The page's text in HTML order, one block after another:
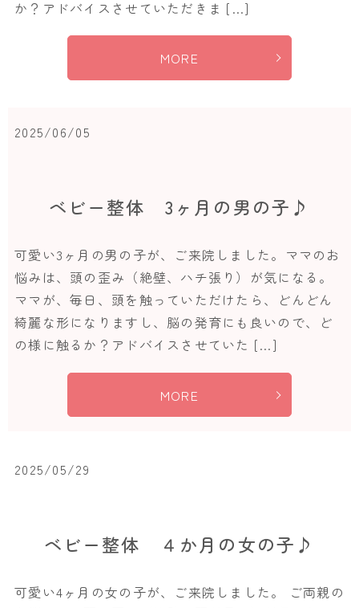
か？アドバイスさせていただきま […]
MORE
2025/06/05
ベビー整体 3ヶ月の男の子♪
可愛い3ヶ月の男の子が、ご来院しました。ママのお
悩みは、頭の歪み（絶壁、ハチ張り）が気になる。
ママが、毎日、頭を触っていただけたら、どんどん
綺麗な形になりますし、脳の発育にも良いので、ど
の様に触るか？アドバイスさせていた […]
MORE
2025/05/29
ベビー整体 ４か月の女の子♪
可愛い4ヶ月の女の子が、ご来院しました。 ご両親の